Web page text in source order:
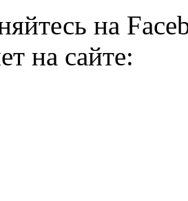
на
на сайте: